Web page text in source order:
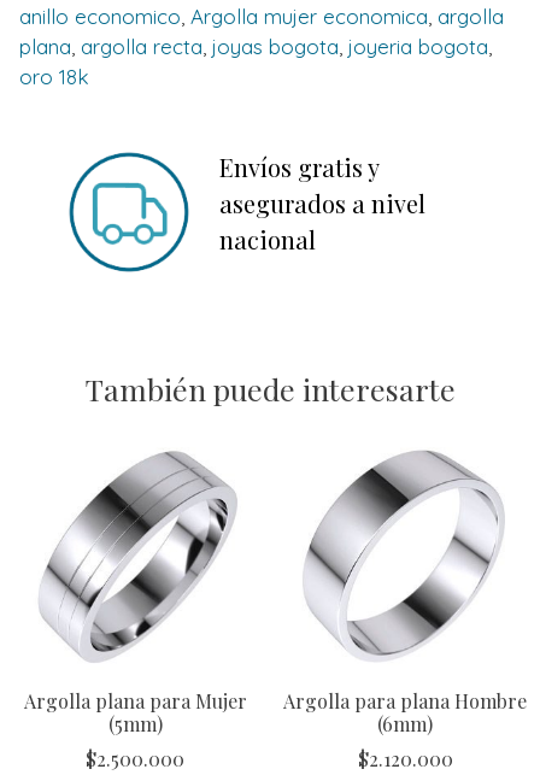
anillo economico Argolla mujer economica argolla
plana argolla recta joyas bogota joyeria bogota
oro 18k
Envíos gratis y
asegurados a nivel
nacional
También puede interesarte
Argolla plana para Mujer
(5mm)
$2.500.000
Argolla para plana Hombre
(6mm)
$2.120.000